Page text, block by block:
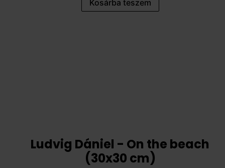
Kosárba teszem
Ludvig Dániel - On the beach
(30x30 cm)